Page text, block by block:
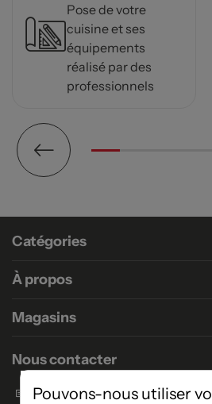
Pose de votre
cuisine et ses
équipements
réalisé par des
professionnels
Catégories
À propos
Magasins
Nous contacter
Formulaire de contact
Pouvons-nous utiliser